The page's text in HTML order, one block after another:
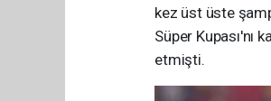
kez üst üste
Süper Kupası'nı
etmişti.